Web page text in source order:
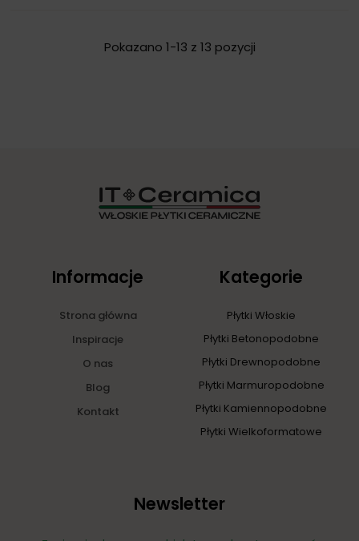
Pokazano 1-13 z 13 pozycji
Informacje
Strona główna
Inspiracje
O nas
Blog
Kontakt
Kategorie
Płytki Włoskie
Płytki Betonopodobne
Płytki Drewnopodobne
Płytki Marmuropodobne
Płytki Kamiennopodobne
Płytki Wielkoformatowe
Newsletter